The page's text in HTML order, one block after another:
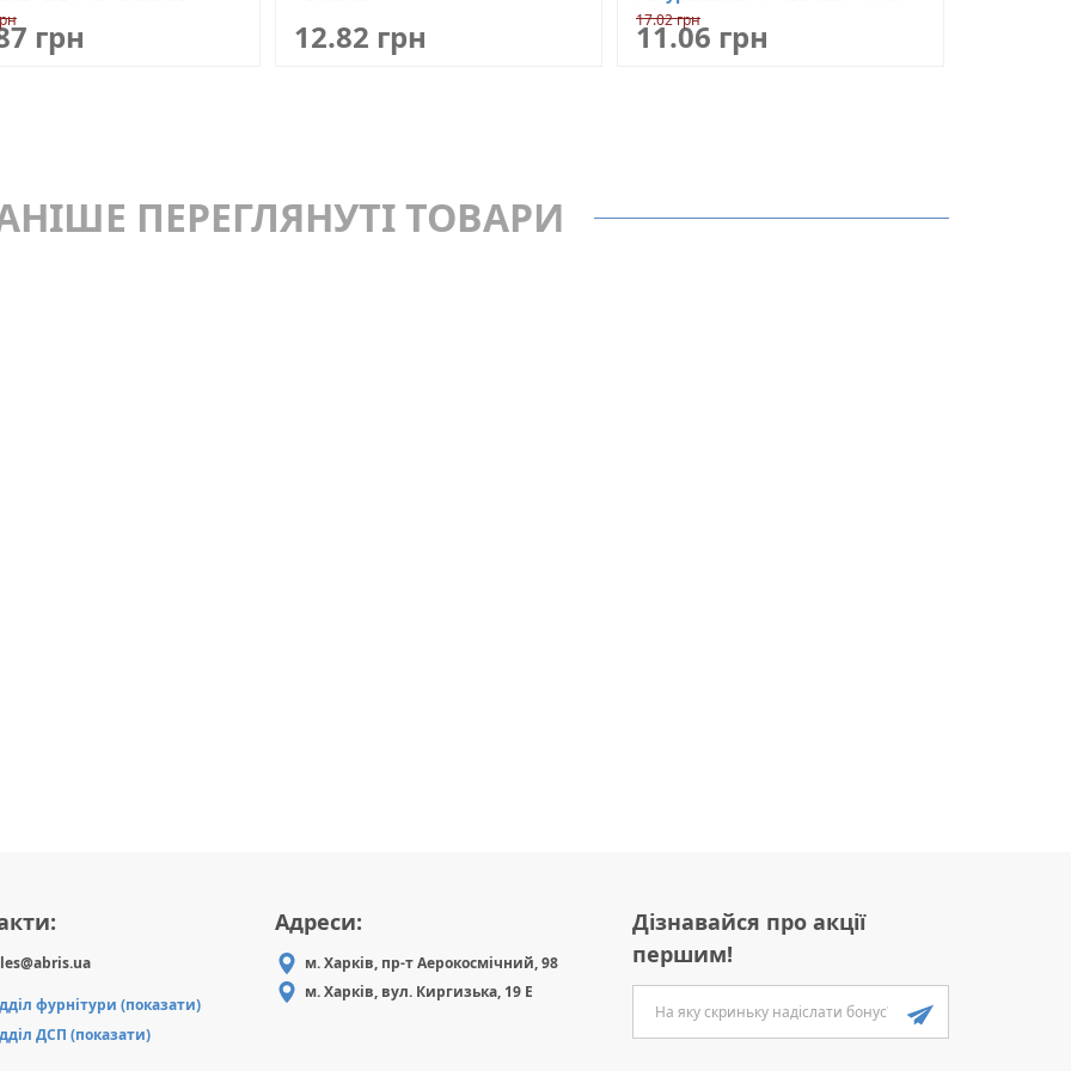
грн 12.82 грн
Polkemic
17.02 грн
11.06 грн
ПЕРЕГЛЯНУТІ ТОВАРИ
фурнітури (показати)
ДСП (показати)
Адреси:
м. Харків, пр-т Аерокосмічний, 98
м. Харків, вул. Киргизька, 19 Е
Дізнавайся про акції
першим!